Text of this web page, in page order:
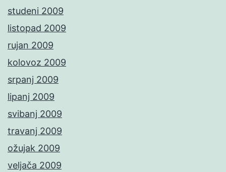
studeni 2009
listopad 2009
rujan 2009
kolovoz 2009
srpanj 2009
lipanj 2009
svibanj 2009
travanj 2009
ožujak 2009
veljača 2009